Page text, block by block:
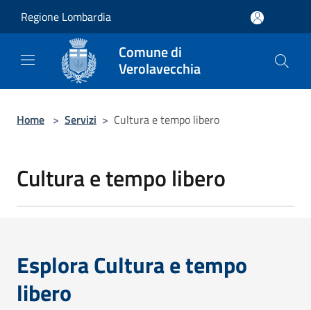
Regione Lombardia
Comune di
Verolavecchia
Home > Servizi > Cultura e tempo libero
Cultura e tempo libero
Esplora Cultura e tempo
libero